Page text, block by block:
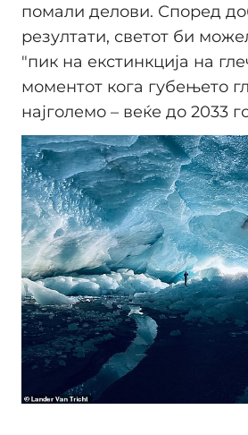
помали делови. Според
резултати, светот би
"пик на екстинкција на
моментот кога губењето
најголемо – веќе до 2033